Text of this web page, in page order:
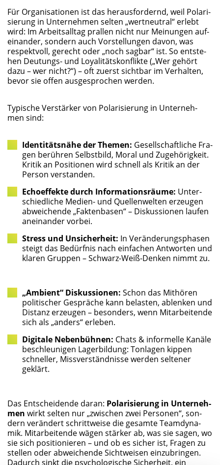
Für Orga­ni­sa­tio­nen ist das her­aus­for­dernd, weil Pola­ri­
sie­rung in Unter­neh­men sel­ten „wert­neu­tral“ erlebt
wird: Im Arbeits­all­tag pral­len nicht nur Mei­nun­gen auf­
ein­an­der, son­dern auch Vor­stel­lun­gen davon, was
respekt­voll, gerecht oder „noch sag­bar“ ist. So ent­ste­
hen Deu­tungs- und Loya­li­täts­kon­flik­te („Wer gehört
dazu – wer nicht?“) – oft zuerst sicht­bar im Ver­hal­ten,
bevor sie offen aus­ge­spro­chen werden.
Typi­sche Ver­stär­ker von Pola­ri­sie­rung in Unter­neh­
men sind:
Iden­ti­täts­nä­he der The­men: Gesell­schaft­li­che Fra­
gen berüh­ren Selbst­bild, Moral und Zuge­hö­rig­keit.
Kri­tik an Posi­tio­nen wird schnell als Kri­tik an der
Per­son verstanden.
Echo­ef­fek­te durch Infor­ma­ti­ons­räu­me: Unter­
schied­li­che Medi­en- und Quel­len­wel­ten erzeu­gen
abwei­chen­de „Fak­ten­ba­sen“ – Dis­kus­sio­nen lau­fen
anein­an­der vorbei.
Stress und Unsi­cher­heit: In Ver­än­de­rungs­pha­sen
steigt das Bedürf­nis nach ein­fa­chen Ant­wor­ten und
kla­ren Grup­pen – Schwarz-Weiß-Den­ken nimmt zu.
„Ambi­ent“ Dis­kus­sio­nen: Schon das Mit­hö­ren
poli­ti­scher Gesprä­che kann belas­ten, ablen­ken und
Distanz erzeu­gen – beson­ders, wenn Mit­ar­bei­ten­de
sich als „anders“ erleben.
Digi­ta­le Neben­büh­nen: Chats & infor­mel­le Kanä­le
beschleu­ni­gen Lager­bil­dung: Ton­la­gen kip­pen
schnel­ler, Miss­ver­ständ­nis­se wer­den sel­te­ner
geklärt.
Das Ent­schei­den­de dar­an: Pola­ri­sie­rung in Unter­neh­
men wirkt sel­ten nur „zwi­schen zwei Per­so­nen“, son­
dern ver­än­dert schritt­wei­se die gesam­te Team­dy­na­
mik. Mit­ar­bei­ten­de wägen stär­ker ab, was sie sagen, wo
sie sich posi­tio­nie­ren – und ob es sicher ist, Fra­gen zu
stel­len oder abwei­chen­de Sicht­wei­sen ein­zu­brin­gen.
Dadurch sinkt die psy­cho­lo­gi­sche Sicher­heit, ein